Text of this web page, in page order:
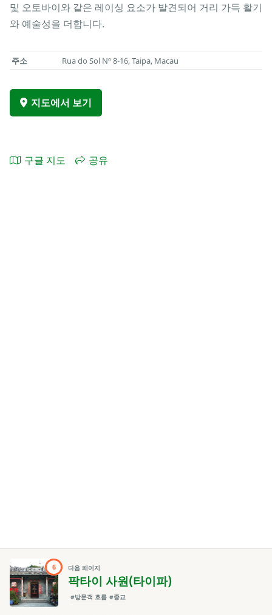
및 오토바이와 같은 레이싱 요소가 발견되어 거리 가득 활기
와 예술성을 더합니다.
주소 Rua do Sol Nº 8-16, Taipa, Macau
지도에서 보기
구글 지도 공유
6 다음 페이지
팍타이 사원(타이파)
#방문객 흐름 #종교